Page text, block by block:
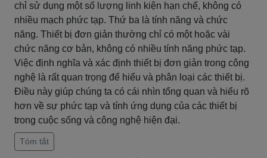
chỉ sử dụng một số lượng linh kiện hạn chế, không có
nhiều mạch phức tạp. Thứ ba là tính năng và chức
năng. Thiết bị đơn giản thường chỉ có một hoặc vài
chức năng cơ bản, không có nhiều tính năng phức tạp.
Việc định nghĩa và xác định thiết bị đơn giản trong công
nghệ là rất quan trọng để hiểu và phân loại các thiết bị.
Điều này giúp chúng ta có cái nhìn tổng quan và hiểu rõ
hơn về sự phức tạp và tính ứng dụng của các thiết bị
trong cuộc sống và công nghệ hiện đại.
Tóm tắt